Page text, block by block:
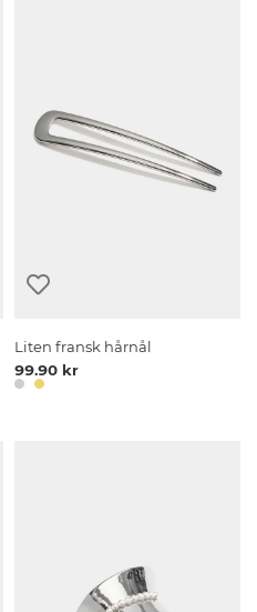
Liten fransk hårnål
99.90 kr